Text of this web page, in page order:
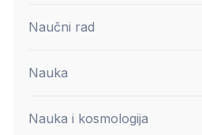
Naučni rad
Nauka
Nauka i kosmologija